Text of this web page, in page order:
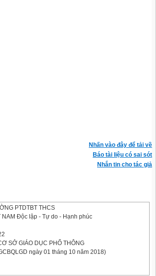
Nhấn vào đây để tải về
Báo tài liệu có sai sót
Nhắn tin cho tác giả
PTDTBT THCS
NAM Độc lập - Tự do - Hạnh phúc
SỞ GIÁO DỤC PHỔ THÔNG
ngày 01 tháng 10 năm 2018)